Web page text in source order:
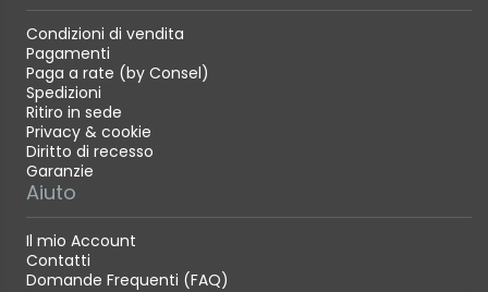
Condizioni di vendita
Pagamenti
Paga a rate (by Consel)
Spedizioni
Ritiro in sede
Privacy & cookie
Diritto di recesso
Garanzie
Aiuto
Il mio Account
Contatti
Domande Frequenti (FAQ)